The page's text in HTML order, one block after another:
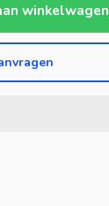
winkelwagen